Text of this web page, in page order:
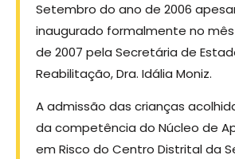
Setembro do ano de 2006
inaugurado formalmente no mês
de 2007 pela Secretária de
Reabilitação, Dra. Idália Moniz.
A admissão das crianças
da competência do Núcleo de
em Risco do Centro Distrital da